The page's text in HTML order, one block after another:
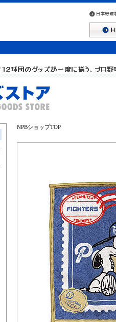
NPBショップTOP